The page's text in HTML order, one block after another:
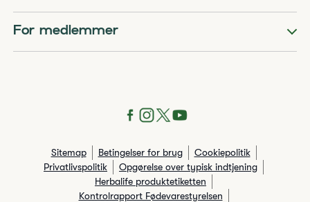
For medlemmer
Sitemap Betingelser for brug
Cookiepolitik
Privatlivspolitik
Opgørelse over typisk indtjening
Herbalife produktetiketten
Kontrolrapport Fødevarestyrelsen